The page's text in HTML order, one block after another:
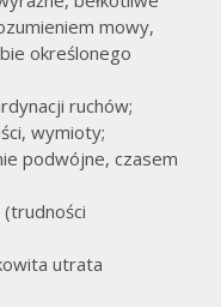
mowy,
określonego
ruchów;
wymioty;
podwójne, czasem
(trudności
utrata